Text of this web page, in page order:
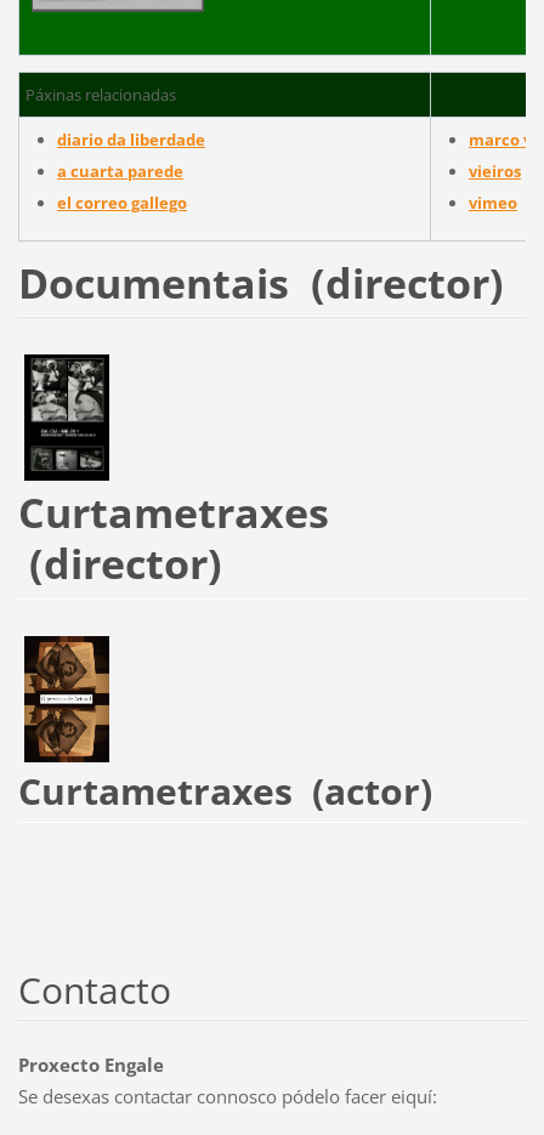
Páxinas relacionadas
diario da liberdade
a cuarta parede
el correo gallego
marco
vieiros
vimeo
Documentais (director)
Curtametraxes
(director)
Curtametraxes (actor)
Contacto
Proxecto Engale
Se desexas contactar connosco pódelo facer eiquí: